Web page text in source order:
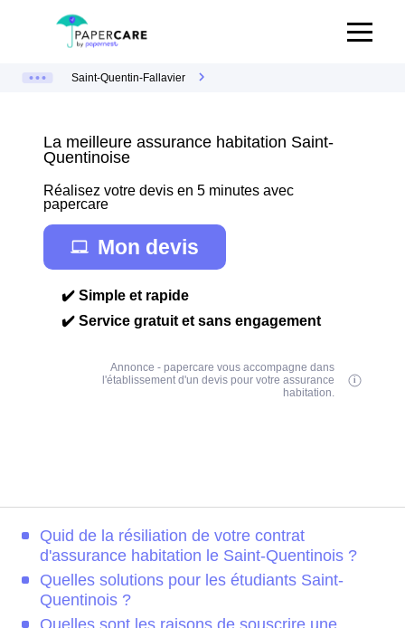
Saint-Quentin-Fallavier
La meilleure assurance habitation Saint-
Quentinoise
Réalisez votre devis en 5 minutes avec
papercare
Mon devis
✔️ Simple et rapide
✔️ Service gratuit et sans engagement
Annonce - papercare vous accompagne dans
l'établissement d'un devis pour votre assurance
habitation.
Quid de la résiliation de votre contrat
d'assurance habitation le Saint-Quentinois ?
Quelles solutions pour les étudiants Saint-
Quentinois ?
Quelles sont les raisons de souscrire une